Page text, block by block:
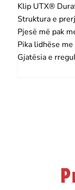
Klip UTX®
Struktura e
Pjesë më pak
Pika lidhëse
Gjatësia e